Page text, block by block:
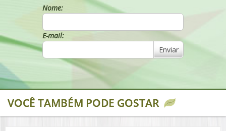
Nome:
E-mail:
Enviar
VOCÊ TAMBÉM PODE GOSTAR